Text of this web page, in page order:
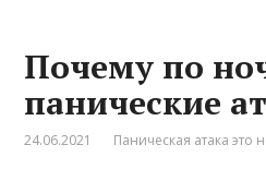
Почему по
панические
24.06.2021 Паническая атака это